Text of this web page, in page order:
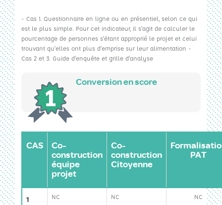
- Cas 1. Questionnaire en ligne ou en présentiel, selon ce qui
est le plus simple. Pour cet indicateur, il s’agit de calculer le
pourcentage de personnes s’étant approprié le projet et celui
trouvant qu’elles ont plus d’emprise sur leur alimentation -
Cas 2 et 3. Guide d’enquête et grille d’analyse
Conversion en score
CAS
Co-
construction
équipe
projet
Co-
construction
Citoyenne
PAT
1 NC NC NC